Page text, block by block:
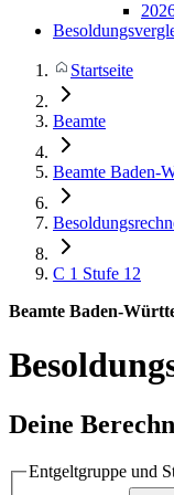
Startseite
Beamte
Beamte Baden-
C 1 Stufe 12
Beamte Baden-
Deine
Entgeltgruppe und